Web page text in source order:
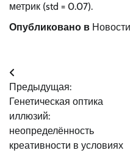
метрик (std = 0.07).
Опубликовано в
Навигация
по
записям
Предыдущая:
Генетическая оптика
иллюзий:
неопределённость
креативности в условиях